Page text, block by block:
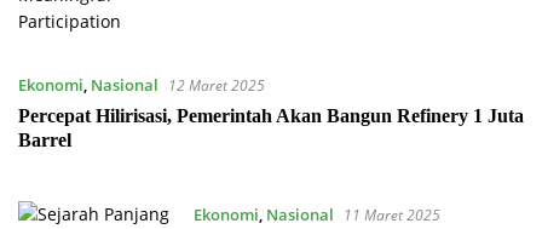
Ekonomi, Nasional
12 Maret 2025
Percepat Hilirisasi, Pemerintah Akan Bangun Refinery 1 Juta
Barrel
Ekonomi, Nasional
11 Maret 2025